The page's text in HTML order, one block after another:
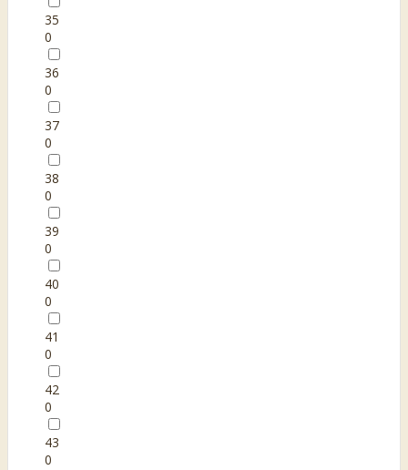
35
0
36
0
37
0
38
0
39
0
40
0
41
0
42
0
43
0